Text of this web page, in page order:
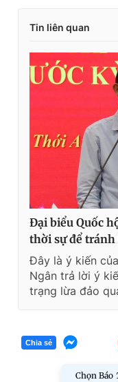
Tin liên quan
Đại biểu Quốc
thời sự để tránh
Đây là ý kiến
Ngân trả lời ý
trạng lừa đảo
Chia sẻ
Chọn Báo